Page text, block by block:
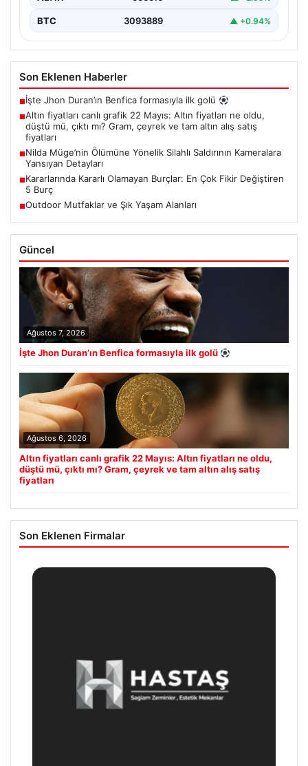
BTC 3093889 ▲ +0.94%
Son Eklenen Haberler
■İşte Jhon Duran’ın Benfica formasıyla ilk golü
■Altın fiyatları canlı grafik 22 Mayıs: Altın fiyatları ne oldu,
düştü mü, çıktı mı? Gram, çeyrek ve tam altın alış satış
fiyatları
■Nilda Müge’nin Ölümüne Yönelik Silahlı Saldırının Kameralara
Yansıyan Detayları
■Kararlarında Kararlı Olamayan Burçlar: En Çok Fikir Değiştiren
5 Burç
■Outdoor Mutfaklar ve Şık Yaşam Alanları
Güncel
Ağustos 7, 2026
İşte Jhon Duran’ın Benfica formasıyla ilk golü
Ağustos 6, 2026
Altın fiyatları canlı grafik 22 Mayıs: Altın fiyatları ne oldu,
düştü mü, çıktı mı? Gram, çeyrek ve tam altın alış satış
fiyatları
Son Eklenen Firmalar